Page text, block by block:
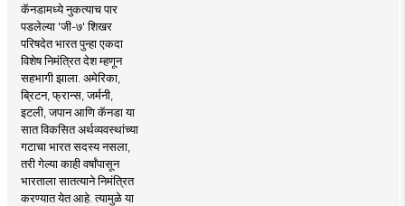
कॅनडामध्ये नुकत्याच पार
पडलेल्या 'जी-७' शिखर
परिषदेत भारत पुन्हा एकदा
विशेष निमंत्रित देश म्हणून
सहभागी झाला. अमेरिका,
ब्रिटन, फ्रान्स, जर्मनी,
इटली, जपान आणि कॅनडा या
सात विकसित अर्थव्यवस्थांच्या
गटाचा भारत सदस्य नसला,
तरी गेल्या काही वर्षांपासून
भारताला सातत्याने निमंत्रित
करण्यात येत आहे. त्यामुळे या